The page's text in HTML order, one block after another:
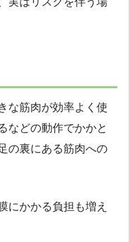
な筋肉が効率よく使
などの動作でかかと
の裏にある筋肉への
にかかる負担も増え